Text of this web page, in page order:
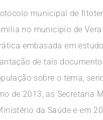
municipal de
no município de
embasada em
de tais
sobre o tema,
de 2013, as Secretaria
da Saúde e em